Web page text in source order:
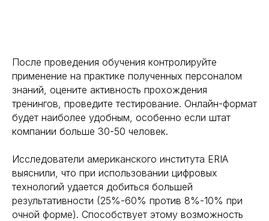
После проведения обучения контролируйте
применение на практике полученных персоналом
знаний, оцените активность прохождения
тренингов, проведите тестирование. Онлайн-формат
будет наиболее удобным, особенно если штат
компании больше 30-50 человек.
Исследователи американского института ERIA
выяснили, что при использовании цифровых
технологий удается добиться большей
результативности (25%-60% против 8%-10% при
очной форме). Способствует этому возможность
Связаться
Москва, Варшавское шоссе, 28А
Самара, Московское шоссе, 55, оф. 1316